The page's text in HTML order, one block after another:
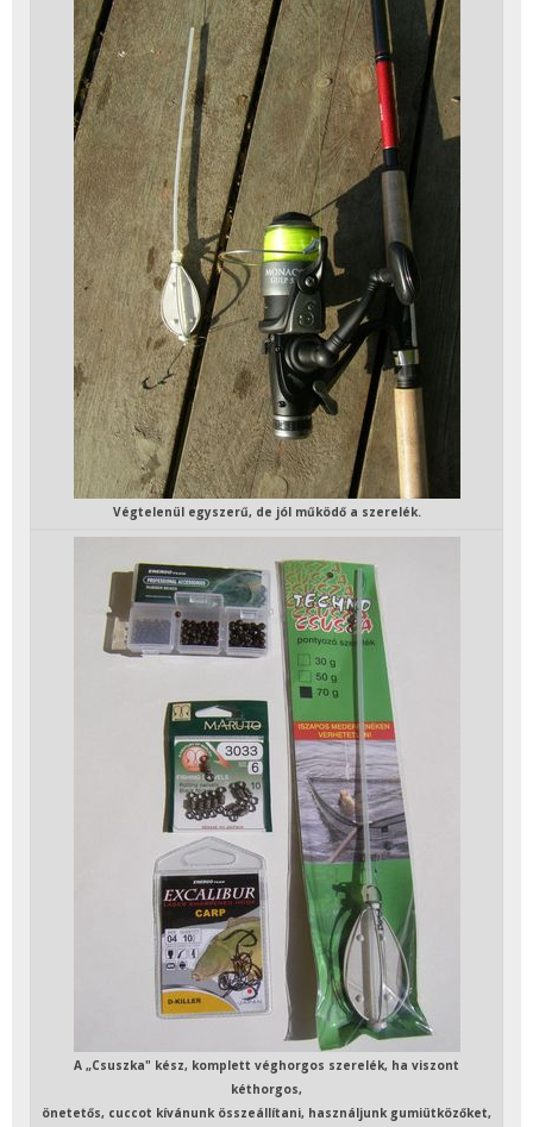
Végtelenül egyszerű, de jól működő a szerelék.
A „Csuszka" kész, komplett véghorgos szerelék, ha viszont
kéthorgos,
önetetős, cuccot kívánunk összeállítani, használjunk gumiütközőket,